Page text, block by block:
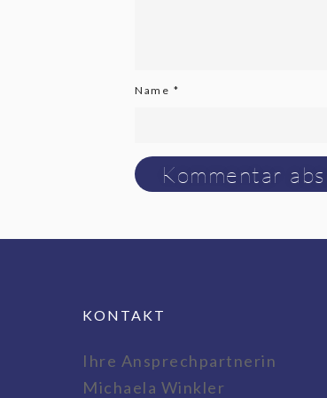
Name *
KONTAKT
Ihre Ansprechpartnerin
Michaela Winkler